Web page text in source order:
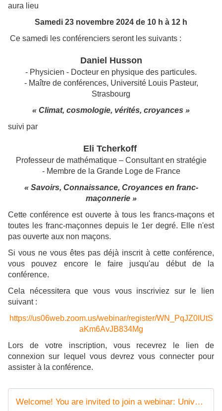
aura lieu
Samedi 23 novembre 2024 de 10 h à 12 h
Ce samedi les conférenciers seront les suivants :
Daniel Husson
- Physicien - Docteur en physique des particules.
- Maître de conférences, Université Louis Pasteur,
Strasbourg
« Climat, cosmologie, vérités, croyances »
suivi par
Eli Tcherkoff
Professeur de mathématique – Consultant en stratégie
- Membre de la Grande Loge de France
« Savoirs, Connaissance, Croyances en franc-
maçonnerie »
Cette conférence est ouverte à tous les francs-maçons et
toutes les franc-maçonnes depuis le 1er degré. Elle n'est
pas ouverte aux non maçons.
Si vous ne vous êtes pas déjà inscrit à cette conférence,
vous pouvez encore le faire jusqu'au début de la
conférence.
Cela nécessitera que vous vous inscriviez sur le lien
suivant :
https://us06web.zoom.us/webinar/register/WN_PqJZ0IUtS
aKm6AvJB834Mg
Lors de votre inscription, vous recevrez le lien de
connexion sur lequel vous devrez vous connecter pour
assister à la conférence.
Welcome! You are invited to join a webinar: Université maçonnique du 23 novembre 2024. After registering, you will receive a confirmation email about joining the webinar.